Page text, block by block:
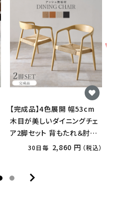
【完成品】4色展開 幅53cm
木目が美しいダイニングチェ
ア2脚セット 背もたれ＆肘掛
け一体化タイプ ナチュラル×
ージュorブラウン×ブラック
30日毎 2,860 円 （税込）